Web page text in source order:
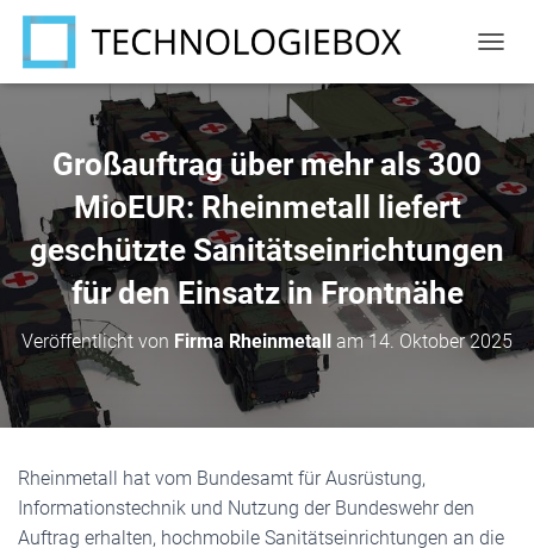
A
G
A
T
O
N
U
S
C
Großauftrag über mehr als 300
MioEUR: Rheinmetall liefert
geschützte Sanitätseinrichtungen
für den Einsatz in Frontnähe
Veröffentlicht von Firma Rheinmetall am14. Oktober 2025
Rheinmetall hat vom Bundesamt für Ausrüstung,
Informationstechnik und Nutzung der Bundeswehr den
Auftrag erhalten, hochmobile Sanitätseinrichtungen an die